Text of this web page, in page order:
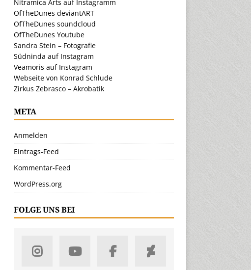
Nitramica Arts auf Instagramm
OfTheDunes deviantART
OfTheDunes soundcloud
OfTheDunes Youtube
Sandra Stein – Fotografie
Südninda auf Instagram
Veamoris auf Instagram
Webseite von Konrad Schlude
Zirkus Zebrasco – Akrobatik
META
Anmelden
Eintrags-Feed
Kommentar-Feed
WordPress.org
FOLGE UNS BEI